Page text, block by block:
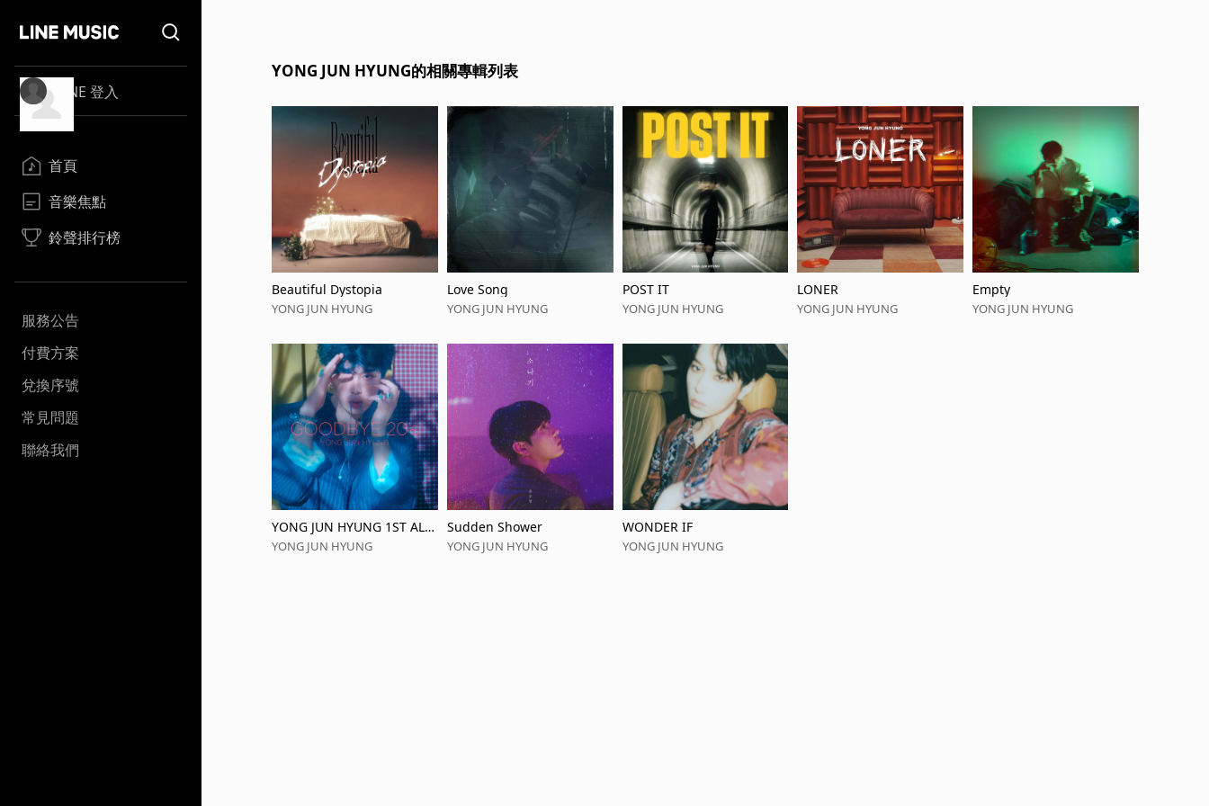
LINE 登入
首頁
音樂焦點
鈴聲排行榜
服務公告
付費方案
兌換序號
常見問題
聯絡我們
YONG JUN HYUNG的相關專輯列表
Beautiful Dystopia
YONG JUN HYUNG
Love Song
YONG JUN HYUNG
POST IT
YONG JUN HYUNG
LONER
YONG JUN HYUNG
Empty
YONG JUN HYUNG
YONG JUN HYUNG 1ST ALB
UM ′GOODBYE 20′s′
YONG JUN HYUNG
Sudden Shower
YONG JUN HYUNG
WONDER IF
YONG JUN HYUNG